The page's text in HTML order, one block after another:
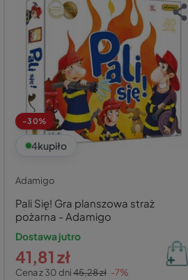
-30%
4kupiło
Adamigo
Pali Się! Gra planszowa straż
pożarna - Adamigo
Dostawa jutro
Cena z 30 dni45,28 zł -7%
41,81 zł